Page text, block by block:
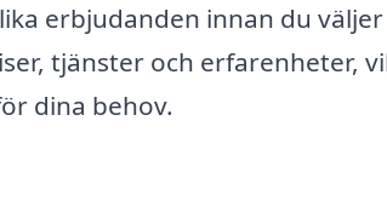
erbjudanden innan du
tjänster och erfarenheter,
dina behov.